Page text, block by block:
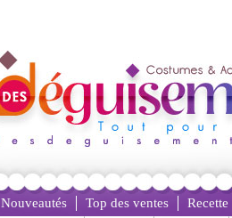
Nouveautés Top des ventes